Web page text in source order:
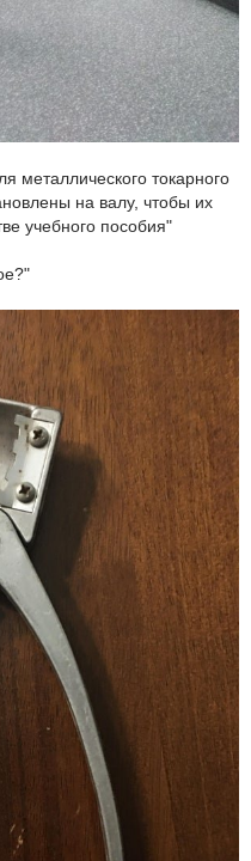
металлического токарного
на валу, чтобы их
учебного пособия"